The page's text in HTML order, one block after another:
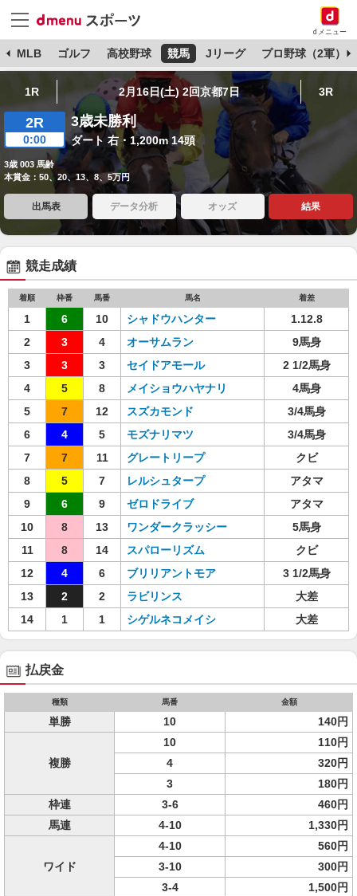
dメニュー
MLB ゴルフ 高校野球 競馬 Jリーグ プロ野球（2軍）
1R 2月16日(土) 2回京都7日 3R
2R
0:00
3歳未勝利
ダート 右・1,200m 14頭
3歳 003 馬齢
本賞金：50、20、13、8、5万円
出馬表 データ分析 オッズ 結果
競走成績
着順 枠番 馬番 馬名 着差
1 6 10 シャドウハンター
1.12.8
2
3 4 オーサムラン
9馬身
3
3 3 セイドアモール
2 1/2馬身
4
5 8 メイショウハヤナリ
4馬身
5
7 12 スズカモンド
3/4馬身
6
4 5 モズナリマツ
3/4馬身
7
7 11 グレートリープ
クビ
8
5 7 レルシュタープ
アタマ
9
6 9 ゼロドライブ
アタマ
10
8 13 ワンダークラッシー
5馬身
11
8 14 スパローリズム
クビ
12
4 6 ブリリアントモア
3 1/2馬身
13
2 2 ラビリンス
大差
14
1 1 シゲルネコメイシ 大差
払戻金
種類 馬番 金額
単勝 10 140円
複勝
10
110円
4
320円
3
180円
枠連
3-6
460円
馬連
4-10 1,330円
ワイド
4-10
560円
3-10
300円
3-4
1,500円